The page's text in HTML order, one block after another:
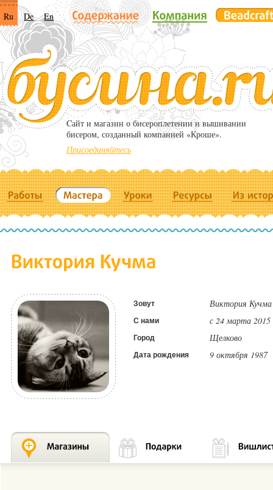
Ru De En
Cайт и магазин о бисероплетении и вышивании
бисером, созданный компанией «Кроше».
Присоединяйтесь
Зовут Виктория Кучма
С нами с 24 марта 2015
Город Щелково
Дата рождения 9 октября 1987